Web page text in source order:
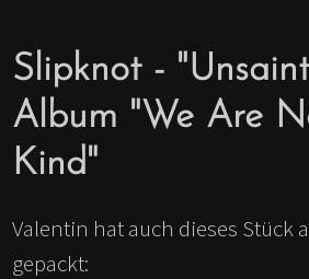
Slipknot -
Album "We Are
Kind"
Valentin hat auch dieses Stück
gepackt: